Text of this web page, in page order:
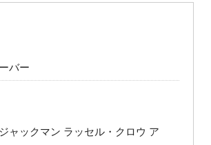
バー
ャックマン ラッセル・クロウ ア